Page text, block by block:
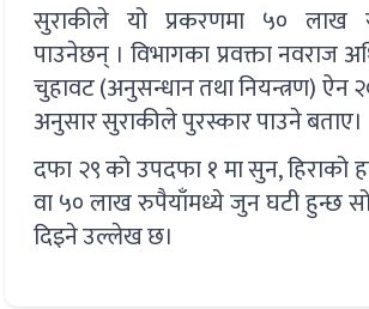
सुराकीले यो प्रकरणमा ५० लाख
पाउनेछन् । विभागका प्रवक्ता नवराज
चुहावट (अनुसन्धान तथा नियन्त्रण) ऐन
अनुसार सुराकीले पुरस्कार पाउने बताए।
दफा २९ को उपदफा १ मा सुन, हिराको
वा ५० लाख रुपैयाँमध्ये जुन घटी हुन्छ
दिइने उल्लेख छ।